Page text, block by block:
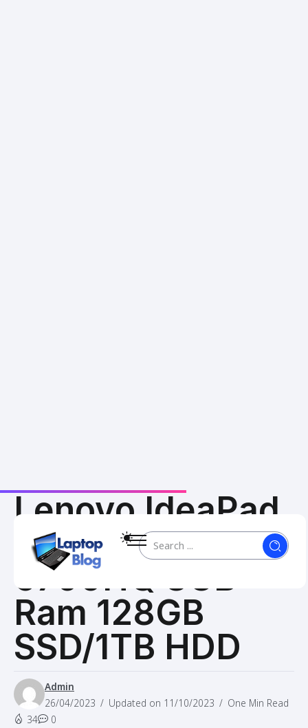
Lenovo IdeaPad
Y700-15ISK i7
6700HQ 8GB
Ram 128GB
SSD/1TB HDD
Admin
26/04/2023
Updated on 11/10/2023
One Min Read
34
0